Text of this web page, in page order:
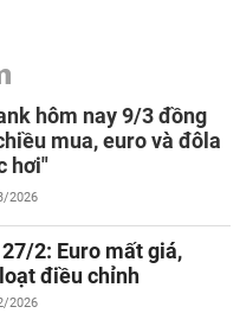
hôm nay 9/3 đồng
mua, euro và đôla
hơi"
2026
2: Euro mất giá,
điều chỉnh
2026